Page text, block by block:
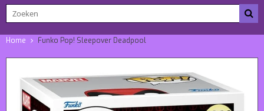
Home Funko Pop! Sleepover Deadpool